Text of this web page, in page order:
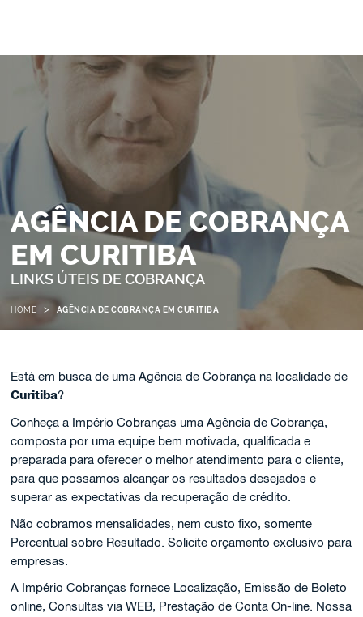
AGÊNCIA DE COBRANÇA
EM CURITIBA
LINKS ÚTEIS DE COBRANÇA
HOME > AGÊNCIA DE COBRANÇA EM CURITIBA
Está em busca de uma Agência de Cobrança na localidade de
Curitiba?
Conheça a Império Cobranças uma Agência de Cobrança,
composta por uma equipe bem motivada, qualificada e
preparada para oferecer o melhor atendimento para o cliente,
para que possamos alcançar os resultados desejados e
superar as expectativas da recuperação de crédito.
Não cobramos mensalidades, nem custo fixo, somente
Percentual sobre Resultado. Solicite orçamento exclusivo para
empresas.
A Império Cobranças fornece Localização, Emissão de Boleto
online, Consultas via WEB, Prestação de Conta On-line. Nossa